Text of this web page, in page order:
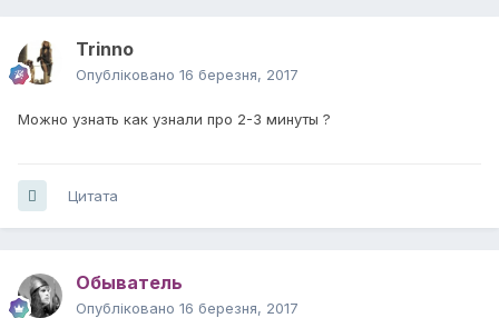
Trinno
Опубліковано 16 березня, 2017
Можно узнать как узнали про 2-3 минуты ?
Цитата
Обыватель
Опубліковано 16 березня, 2017